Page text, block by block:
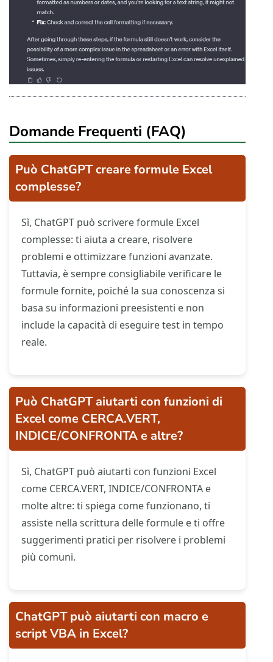
Domande Frequenti (FAQ)
Può ChatGPT creare formule Excel
complesse?
Sì, ChatGPT può scrivere formule Excel
complesse: ti aiuta a creare, risolvere
problemi e ottimizzare funzioni avanzate.
Tuttavia, è sempre consigliabile verificare le
formule fornite, poiché la sua conoscenza si
basa su informazioni preesistenti e non
include la capacità di eseguire test in tempo
reale.
Può ChatGPT aiutarti con funzioni di
Excel come CERCA.VERT,
INDICE/CONFRONTA e altre?
Sì, ChatGPT può aiutarti con funzioni Excel
come CERCA.VERT, INDICE/CONFRONTA e
molte altre: ti spiega come funzionano, ti
assiste nella scrittura delle formule e ti offre
suggerimenti pratici per risolvere i problemi
più comuni.
ChatGPT può aiutarti con macro e
script VBA in Excel?